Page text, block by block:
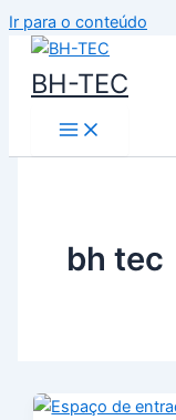
Ir para o conteúdo
BH-TEC
bh tec